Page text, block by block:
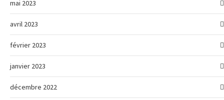
mai 2023
avril 2023
février 2023
janvier 2023
décembre 2022